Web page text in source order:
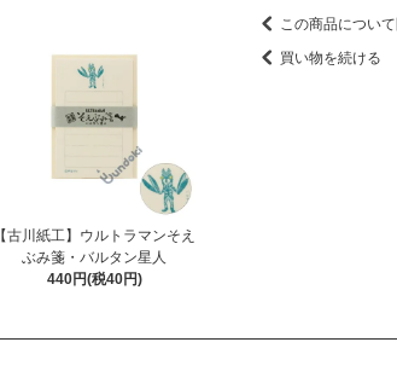
【古川紙工】ウルトラマンそえ
ぶみ箋・バルタン星人
440円(税40円)
この商品につい
買い物を続ける